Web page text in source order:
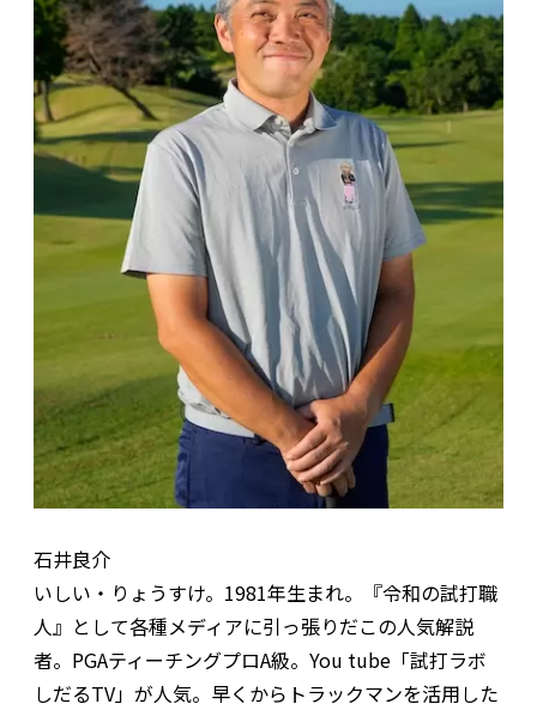
石井良介
いしい・りょうすけ。1981年生まれ。『令和の試打職
人』として各種メディアに引っ張りだこの人気解説
者。PGAティーチングプロA級。You tube「試打ラボ
しだるTV」が人気。早くからトラックマンを活用した